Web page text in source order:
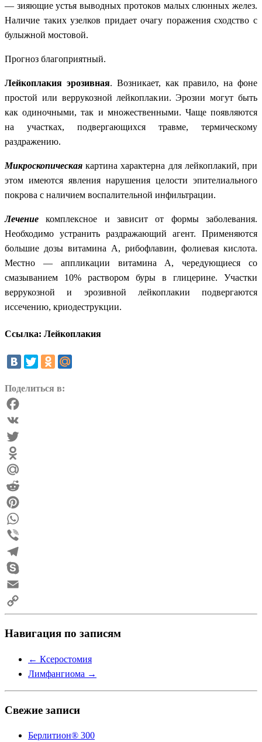
— зияющие устья выводных протоков малых слюнных желез.
Наличие таких узелков придает очагу поражения сходство с
булыжной мостовой.
Прогноз благоприятный.
Лейкоплакия эрозивная. Возникает, как правило, на фоне
простой или веррукозной лейкоплакии. Эрозии могут быть
как одиночными, так и множественными. Чаще появляются
на участках, подвергающихся травме, термическому
раздражению.
Микроскопическая картина характерна для лейкоплакий, при
этом имеются явления нарушения целости эпителиального
покрова с наличием воспалительной инфильтрации.
Лечение комплексное и зависит от формы заболевания.
Необходимо устранить раздражающий агент. Применяются
большие дозы витамина А, рибофлавин, фолиевая кислота.
Местно — аппликации витамина А, чередующиеся со
смазыванием 10% раствором буры в глицерине. Участки
веррукозной и эрозивной лейкоплакии подвергаются
иссечению, криодеструкции.
Ссылка: Лейкоплакия
Поделиться в:
Facebook
VK
Twitter
Odnoklassniki
Mail.Ru
Reddit
Pinterest
WhatsApp
Viber
Telegram
Skype
Email
Copy
Link
Навигация по записям
← Ксеростомия
Лимфангиома →
Свежие записи
Берлитион® 300